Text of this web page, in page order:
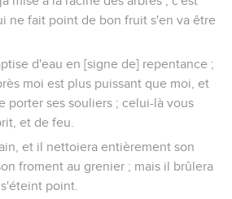
ne fait point de bon fruit s'en va être
d'eau en [signe de] repentance ;
moi est plus puissant que moi, et
porter ses souliers ; celui-là vous
et de feu.
et il nettoiera entièrement son
froment au grenier ; mais il brûlera
point.